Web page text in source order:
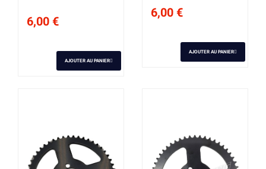
6,00 €
AJOUTER AU PANIER
6,00 €
AJOUTER AU PANIER